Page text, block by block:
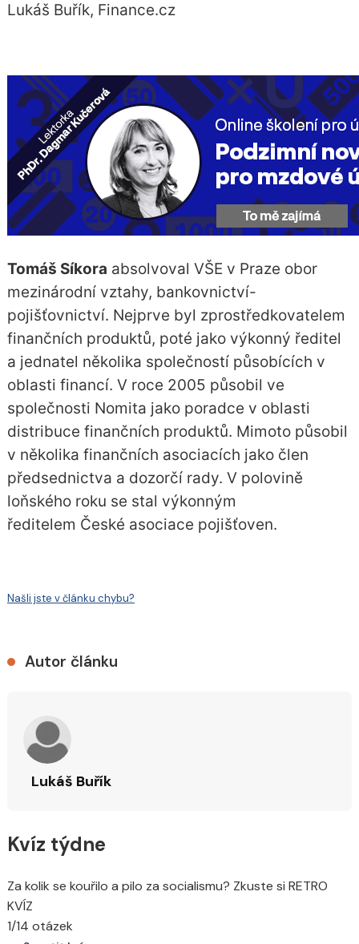
Lukáš Buřík, Finance.cz
Tomáš Síkora absolvoval VŠE v Praze obor
mezinárodní vztahy, bankovnictví-
pojišťovnictví. Nejprve byl zprostředkovatelem
finančních produktů, poté jako výkonný ředitel
a jednatel několika společností působících v
oblasti financí. V roce 2005 působil ve
společnosti Nomita jako poradce v oblasti
distribuce finančních produktů. Mimoto působil
v několika finančních asociacích jako člen
předsednictva a dozorčí rady. V polovině
loňského roku se stal výkonným
ředitelem České asociace pojišťoven.
Našli jste v článku chybu?
Autor článku
Lukáš Buřík
Kvíz týdne
Za kolik se kouřilo a pilo za socialismu? Zkuste si RETRO
KVÍZ
1/14 otázek